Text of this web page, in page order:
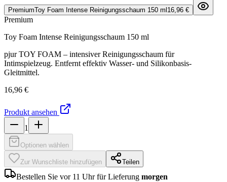
PremiumToy Foam Intense Reinigungsschaum 150 ml 16,96 €
Premium
Toy Foam Intense Reinigungsschaum 150 ml
pjur TOY FOAM – intensiver Reinigungsschaum für
Intimspielzeug. Entfernt effektiv Wasser- und Silikonbasis-
Gleitmittel.
16,96 €
Produkt ansehen
1
Optionen wählen
Zur Wunschliste hinzufügen Teilen
Bestellen Sie vor 11 Uhr für Lieferung morgen